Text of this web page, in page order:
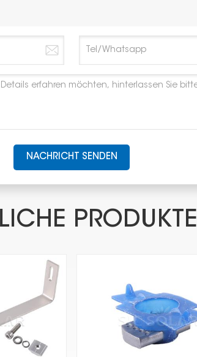
NACHRICHT SENDEN
PRODUKTE